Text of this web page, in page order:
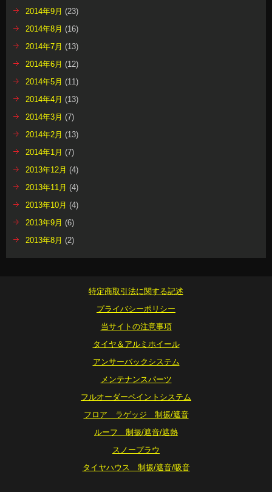
2014年9月 (23)
2014年8月 (16)
2014年7月 (13)
2014年6月 (12)
2014年5月 (11)
2014年4月 (13)
2014年3月 (7)
2014年2月 (13)
2014年1月 (7)
2013年12月 (4)
2013年11月 (4)
2013年10月 (4)
2013年9月 (6)
2013年8月 (2)
特定商取引法に関する記述
プライバシーポリシー
当サイトの注意事項
タイヤ＆アルミホイール
アンサーバックシステム
メンテナンスパーツ
フルオーダーペイントシステム
フロア ラゲッジ 制振/遮音
ルーフ 制振/遮音/遮熱
スノープラウ
タイヤハウス 制振/遮音/吸音